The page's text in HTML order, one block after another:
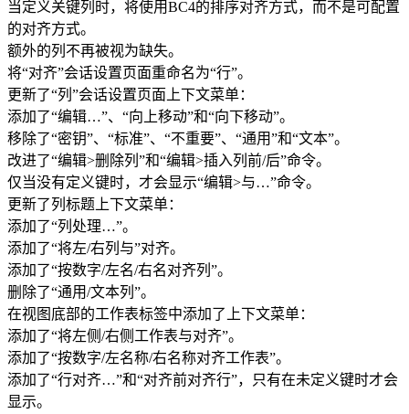
当定义关键列时，将使用BC4的排序对齐方式，而不是可配置
的对齐方式。
额外的列不再被视为缺失。
将“对齐”会话设置页面重命名为“行”。
更新了“列”会话设置页面上下文菜单：
添加了“编辑…”、“向上移动”和“向下移动”。
移除了“密钥”、“标准”、“不重要”、“通用”和“文本”。
改进了“编辑>删除列”和“编辑>插入列前/后”命令。
仅当没有定义键时，才会显示“编辑>与…”命令。
更新了列标题上下文菜单：
添加了“列处理…”。
添加了“将左/右列与”对齐。
添加了“按数字/左名/右名对齐列”。
删除了“通用/文本列”。
在视图底部的工作表标签中添加了上下文菜单：
添加了“将左侧/右侧工作表与对齐”。
添加了“按数字/左名称/右名称对齐工作表”。
添加了“行对齐…”和“对齐前对齐行”，只有在未定义键时才会
显示。